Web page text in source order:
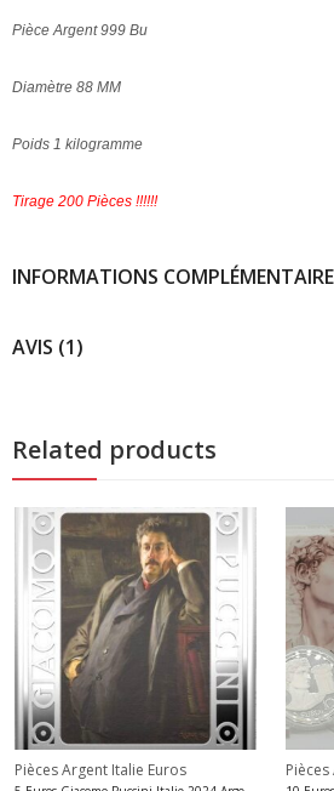
Pièce Argent 999 Bu
Diamètre 88 MM
Poids 1 kilogramme
Tirage 200 Pièces !!!!!!
INFORMATIONS
AVIS (1)
Related products
Pièces Argent Italie Euros